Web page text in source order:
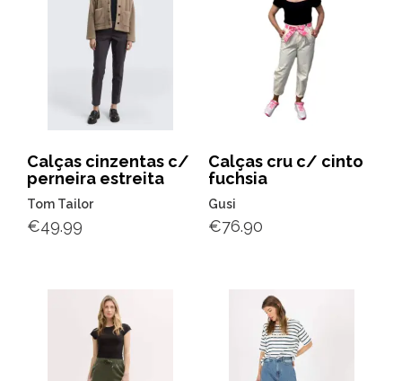
Calças cinzentas c/
perneira estreita
Tom Tailor
€49.99
Calças cru c/ cinto
fuchsia
Gusi
€76.90